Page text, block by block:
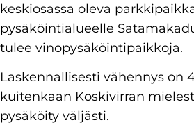
keskiosassa oleva
pysäköintialueelle
tulee vinopysäköintipaikkoja.
Laskennallisesti vähennys
kuitenkaan Koskivirran
pysäköity väljästi.